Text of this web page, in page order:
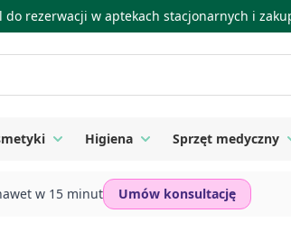
do rezerwacji w aptekach stacjonarnych i
for Mama i dziecko
Toggle submenu for Kosmetyki
Higiena Toggle submenu for
Sprzęt medyczny
w 15 minut Umów konsultację